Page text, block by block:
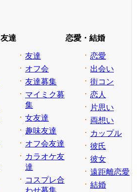
友達
友達
オフ会
友達募集
マイミク募
集
女友達
趣味友達
オフ会友達
カラオケ友
達
コスプレ合
わせ募集
恋愛・結婚
恋愛
出会い
街コン
恋人
片思い
両想い
カップル
彼氏
彼女
遠距離恋愛
結婚